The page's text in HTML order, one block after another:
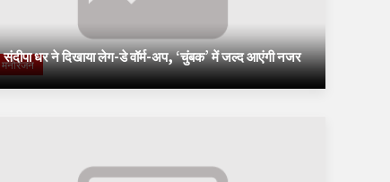
मनोरंजन
संदीपा धर ने दिखाया लेग-डे वॉर्म-अप, ‘चुंबक’ में जल्द आएंगी नजर